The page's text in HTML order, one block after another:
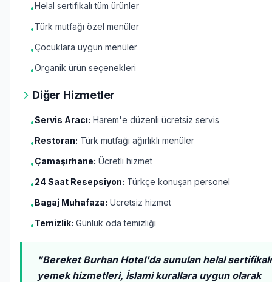
•Helal sertifikalı tüm ürünler
•Türk mutfağı özel menüler
•Çocuklara uygun menüler
•Organik ürün seçenekleri
Diğer Hizmetler
•Servis Aracı: Harem'e düzenli ücretsiz servis
•Restoran: Türk mutfağı ağırlıklı menüler
•Çamaşırhane: Ücretli hizmet
•24 Saat Resepsiyon: Türkçe konuşan personel
•Bagaj Muhafaza: Ücretsiz hizmet
•Temizlik: Günlük oda temizliği
"Bereket Burhan Hotel'da sunulan helal
yemek hizmetleri, İslami kurallara uygun olarak